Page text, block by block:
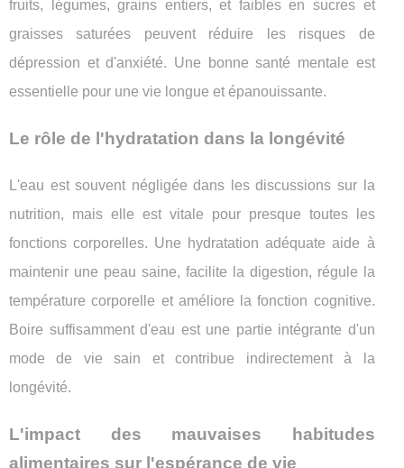
fruits, légumes, grains entiers, et faibles en sucres et
graisses saturées peuvent réduire les risques de
dépression et d'anxiété. Une bonne santé mentale est
essentielle pour une vie longue et épanouissante.
Le rôle de l'hydratation dans la longévité
L'eau est souvent négligée dans les discussions sur la
nutrition, mais elle est vitale pour presque toutes les
fonctions corporelles. Une hydratation adéquate aide à
maintenir une peau saine, facilite la digestion, régule la
température corporelle et améliore la fonction cognitive.
Boire suffisamment d'eau est une partie intégrante d'un
mode de vie sain et contribue indirectement à la
longévité.
L'impact des mauvaises habitudes
alimentaires sur l'espérance de vie